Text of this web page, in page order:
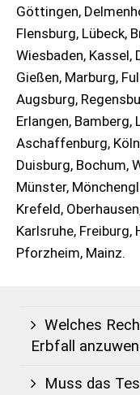
Göttingen,
Flensburg, Lübeck,
Wiesbaden, Kassel,
Gießen, Marburg,
Augsburg,
Erlangen, Bamberg,
Aschaffenburg,
Duisburg, Bochum,
Münster,
Krefeld,
Karlsruhe, Freiburg,
Pforzheim, Mainz.
Welches
Erbfall
Muss das